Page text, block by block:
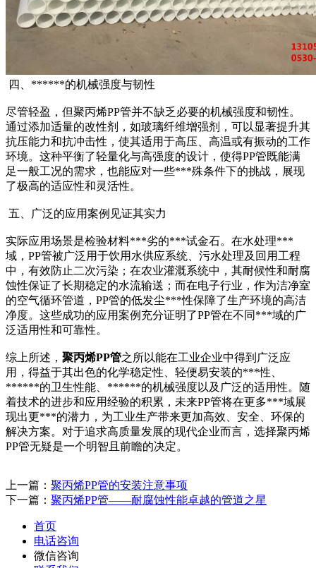
四、******的机械强度与韧性
尽管轻盈，但聚丙烯PP管并不缺乏必要的机械强度和韧性。
通过添加适量的改性剂，如玻璃纤维增强剂，可以显著提升其
抗压能力和抗冲击性，使其适用于高压、高温或有振动的工作
环境。这种平衡了轻量化与高强度的设计，使得PP管既能满
足一般工况的需求，也能应对一些***殊条件下的挑战，展现
了极高的适应性和灵活性。
五、广泛的应用案例见证其实力
实际应用场景是检验材料***劣的***试金石。在水处理***
域，PP管被广泛用于饮用水供应系统、污水处理及回用工程
中，有效防止二次污染；在农业灌溉系统中，其耐候性和耐腐
蚀性保证了长期稳定的水流输送；而在电子行业，作为洁净室
的空气循环管道，PP管的低发尘***性保障了生产环境的高洁
净度。这些成功的应用案例充分证明了PP管在不同***域的广
泛适用性和可靠性。
综上所述， 聚丙烯PP管之所以能在工业企业中得到广泛应
用，得益于其出色的化学稳定性、轻便易安装的***性、
******的卫生性能、******的机械强度以及广泛的适用性。随
着技术的进步和应用经验的积累，未来PP管将在更多***域展
现出更***的潜力，为工业生产带来更加高效、安全、环保的
解决方案。对于追求高质量发展的现代企业而言，选择聚丙烯
PP管无疑是一个明智且前瞻的决定。
上一篇： 聚丙烯PP管的安装注意事项
下一篇： 聚丙烯PP管——耐腐蚀性能卓越的管道之星
首页
电话咨询
微信咨询